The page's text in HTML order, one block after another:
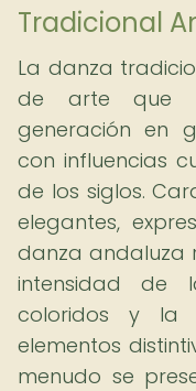
Tradicional
La danza
de arte que
generación en
con influencias
de los siglos.
elegantes,
danza andaluza
intensidad de
coloridos y la
elementos
menudo se